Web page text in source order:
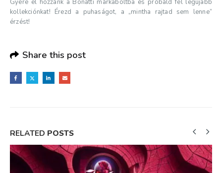
Gyere el hozzánk a Bonatti márkaboltba és próbáld fel legújabb
kollekciónkat! Érezd a puhaságot, a „mintha rajtad sem lenne”
érzést!
Share this post
RELATED POSTS